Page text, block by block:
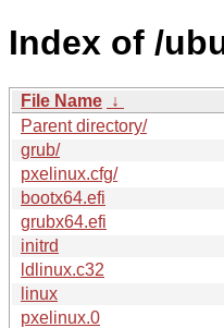
Index of /
File Name ↓
Parent directory/
grub/
pxelinux.cfg/
bootx64.efi
grubx64.efi
initrd
ldlinux.c32
linux
pxelinux.0